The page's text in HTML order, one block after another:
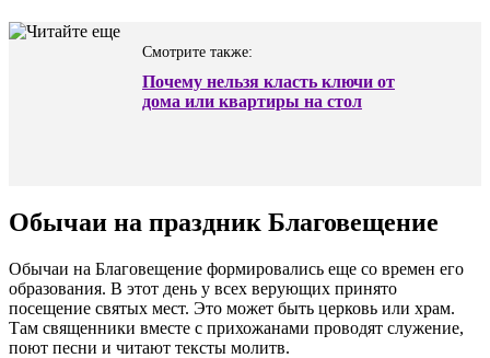
Смотрите также:
Почему нельзя класть ключи от
дома или квартиры на стол
Обычаи на праздник Благовещение
Обычаи на Благовещение формировались еще со времен его
образования. В этот день у всех верующих принято
посещение святых мест. Это может быть церковь или храм.
Там священники вместе с прихожанами проводят служение,
поют песни и читают тексты молитв.